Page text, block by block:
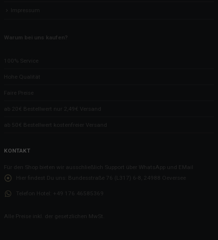
Impressum
Warum bei uns kaufen?
100% Service
Hohe Qualität
Faire Preise
ab 20€ Bestellwert nur 2,49€ Versand
ab 50€ Bestellwert kostenfreier Versand
KONTAKT
Für den Shop bieten wir ausschließlich Support über WhatsApp und EMail
Hier findest Du uns:
Bundesstraße 76 (L317) 6-8, 24988 Oeversee
Telefon Hotel: +49 176 46585369
Alle Preise inkl. der gesetzlichen MwSt.